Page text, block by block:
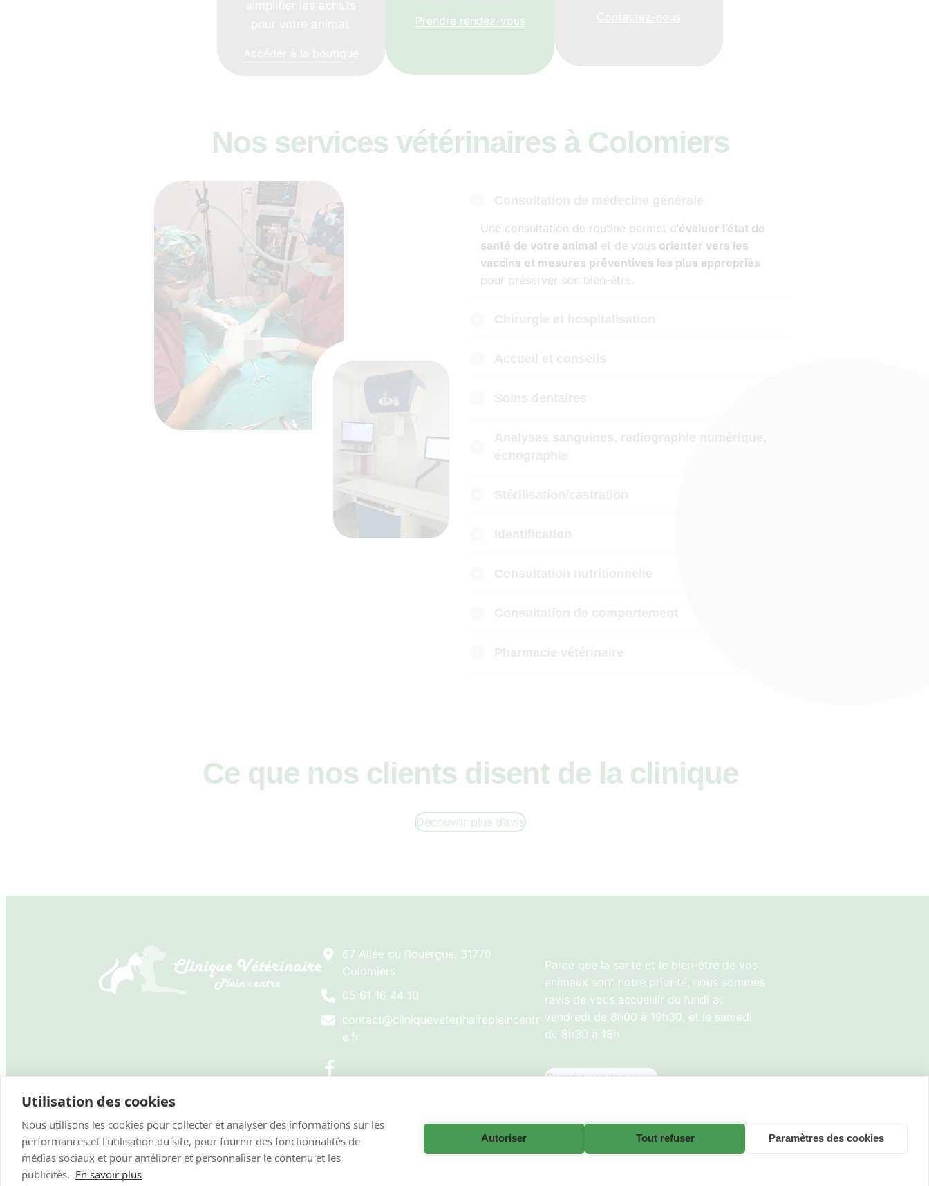
Utilisation des cookies
Nous utilisons les cookies pour collecter et analyser des informations sur les
performances et l'utilisation du site, pour fournir des fonctionnalités de
médias sociaux et pour améliorer et personnaliser le contenu et les
publicités. En savoir plus
Autoriser Tout refuser Paramètres des cookies
Prendre rendez-vous
Nos services vétérinaires à Colomiers
Une consultation de routine permet d’évaluer l’état de
santé de votre animal et de vous orienter vers les
vaccins et mesures préventives les plus appropriés
pour préserver son bien-être.
Ce que nos clients disent de la clinique
Découvrir plus d’avis
67 Allée du Rouergue, 31770
Colomiers
05 61 16 44 10
contact@cliniqueveterinairepleincentr
e.fr
Parce que la santé et le bien-être de vos
animaux sont notre priorité, nous sommes
ravis de vous accueillir du lundi au
vendredi de 8h00 à 19h30, et le samedi
de 8h30 à 18h
Prendre rendez-vous
Mentions légales–Politique de confidentialité–Conditions générales de fonctionnement – La clinique vétérinaire Plein Centre fait partie de la
famille